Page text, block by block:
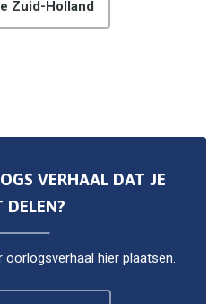
Zuid-Holland
VERHAAL DAT JE
DELEN?
oorlogsverhaal hier plaatsen.